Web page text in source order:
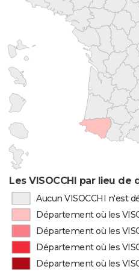
Les VISOCCHI par lieu de
Aucun VISOCCHI n'est
Département où les
Département où les
Département où les
Département où les